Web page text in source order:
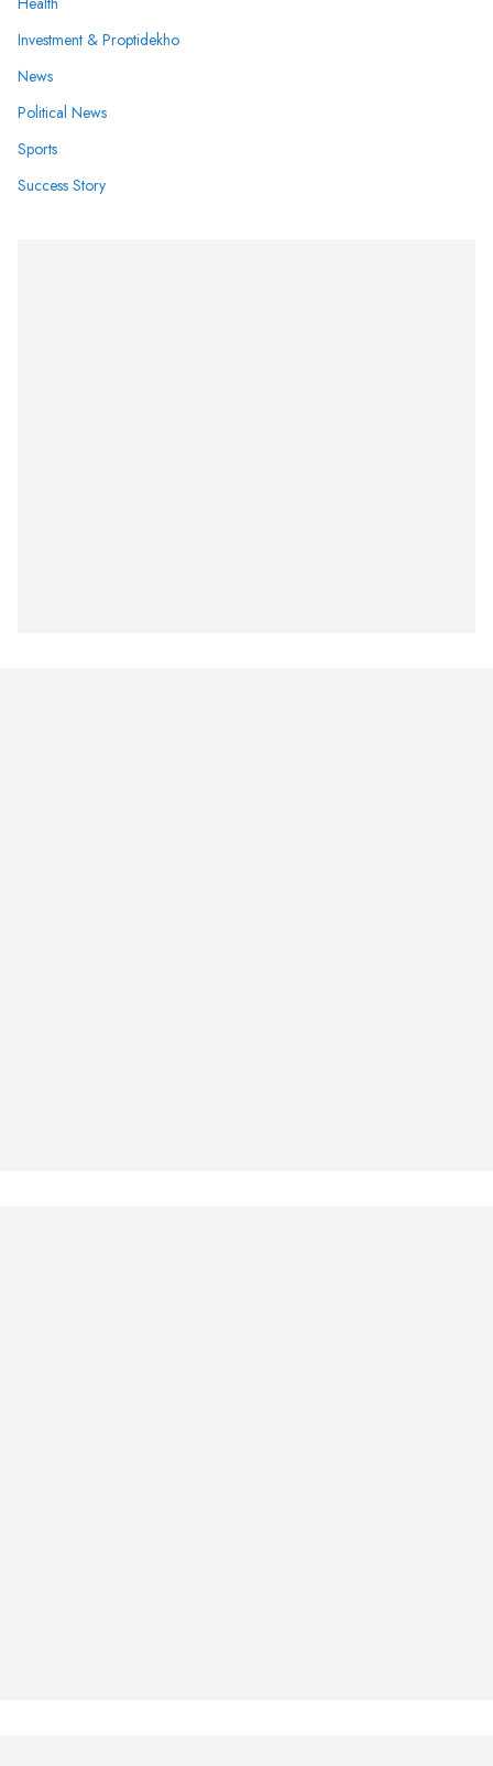
Investment & Proptidekho
News
Political News
Sports
Success Story